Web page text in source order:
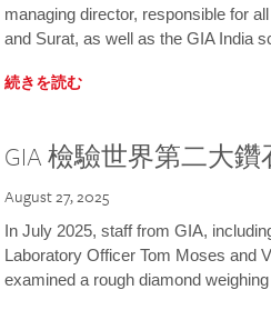
managing director, responsible for
and Surat, as well as the GIA India
続きを読む
GIA 檢驗世界第二大鑽
August 27, 2025
In July 2025, staff from GIA,
Laboratory Officer Tom Moses and
examined a rough diamond